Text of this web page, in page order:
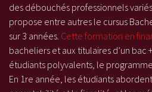
des débouchés professionnels
propose entre autres le cursus
sur 3 années. Cette formation en
bacheliers et aux titulaires d’un bac
étudiants polyvalents, le programme
En 1re année, les étudiants